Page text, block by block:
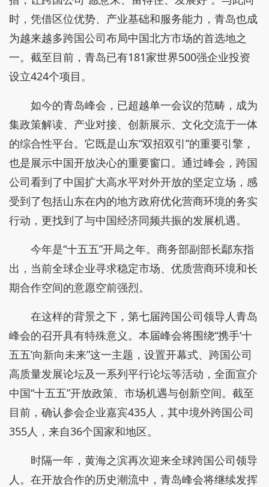
时，凭借区位优势、产业基础和服务能力，青岛也成
为越来越多跨国公司布局中国北方市场的首选地之
一。截至目前，青岛已有181家世界500强企业投资
设立424个项目。
如今的青岛峰会，已超越单一会议的范畴，成为
集政策解读、产业对接、创新展示、文化交流于一体
的综合性平台。它既是山东“双招双引”的重要引擎，
也是展示中国开放决心的重要窗口。通过峰会，跨国
公司看到了中国扩大高水平对外开放的坚定立场，感
受到了包括山东在内的地方政府优化营商环境的务实
行动，更找到了与中国经济同频共振的发展机遇。
今年是“十五五”开局之年。商务部副部长鄢东指
出，当前全球企业寻求稳定市场、优质营商环境和长
期合作空间的意愿空前强烈。
在这样的背景之下，第七届跨国公司领导人青岛
峰会的召开具有特殊意义。本届峰会将围绕“携手‘十
五五’向新向未来”这一主题，设置开幕式、跨国公司
高质量发展论坛及一系列平行论坛等活动，全面宣介
中国“十五五”开放政策、市场机遇与创新空间。截至
目前，确认参会企业嘉宾435人，其中境外跨国公司
355人，来自36个国家和地区。
时隔一年，黄海之滨再次迎来全球跨国公司领导
人。在开放合作的历史潮流中，青岛峰会将继续发挥